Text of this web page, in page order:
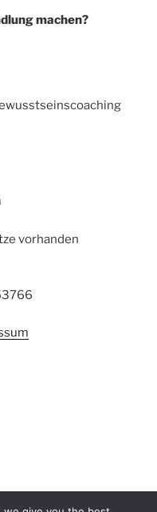
machen?
vorhanden